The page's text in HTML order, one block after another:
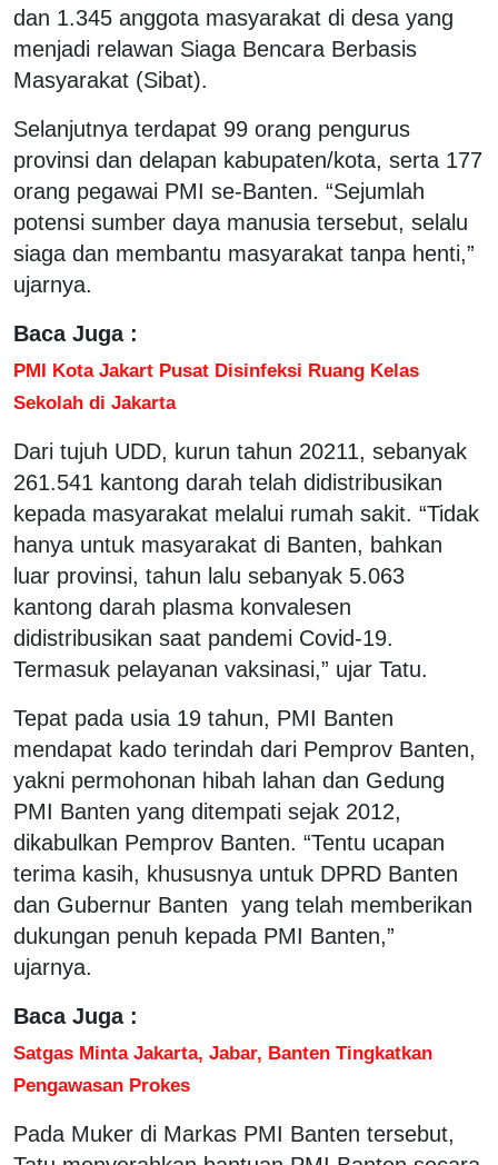
dan 1.345 anggota masyarakat di desa yang
menjadi relawan Siaga Bencara Berbasis
Masyarakat (Sibat).
Selanjutnya terdapat 99 orang pengurus
provinsi dan delapan kabupaten/kota, serta 177
orang pegawai PMI se-Banten. “Sejumlah
potensi sumber daya manusia tersebut, selalu
siaga dan membantu masyarakat tanpa henti,”
ujarnya.
Baca Juga :
PMI Kota Jakart Pusat Disinfeksi Ruang Kelas
Sekolah di Jakarta
Dari tujuh UDD, kurun tahun 20211, sebanyak
261.541 kantong darah telah didistribusikan
kepada masyarakat melalui rumah sakit. “Tidak
hanya untuk masyarakat di Banten, bahkan
luar provinsi, tahun lalu sebanyak 5.063
kantong darah plasma konvalesen
didistribusikan saat pandemi Covid-19.
Termasuk pelayanan vaksinasi,” ujar Tatu.
Tepat pada usia 19 tahun, PMI Banten
mendapat kado terindah dari Pemprov Banten,
yakni permohonan hibah lahan dan Gedung
PMI Banten yang ditempati sejak 2012,
dikabulkan Pemprov Banten. “Tentu ucapan
terima kasih, khususnya untuk DPRD Banten
dan Gubernur Banten yang telah memberikan
dukungan penuh kepada PMI Banten,”
ujarnya.
Baca Juga :
Satgas Minta Jakarta, Jabar, Banten Tingkatkan
Pengawasan Prokes
Pada Muker di Markas PMI Banten tersebut,